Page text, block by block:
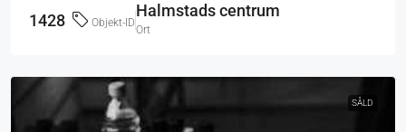
1428 Objekt-ID
Halmstads centrum
Ort
SÅLD